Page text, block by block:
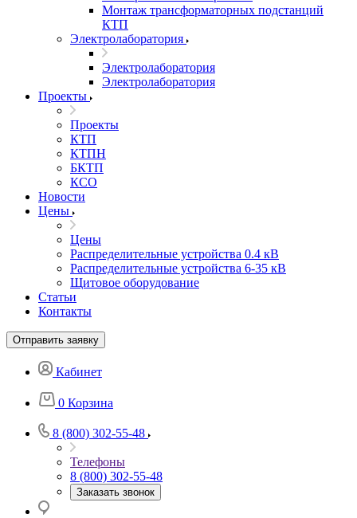
Монтаж трансформаторных подстанций
КТП
Электролаборатория
Электролаборатория
Электролаборатория
Проекты
Проекты
КТП
КТПН
БКТП
КСО
Новости
Цены
Цены
Распределительные устройства 0.4 кВ
Распределительные устройства 6-35 кВ
Щитовое оборудование
Статьи
Контакты
Отправить заявку
Кабинет
0 Корзина
8 (800) 302-55-48
Телефоны
8 (800) 302-55-48
Заказать звонок